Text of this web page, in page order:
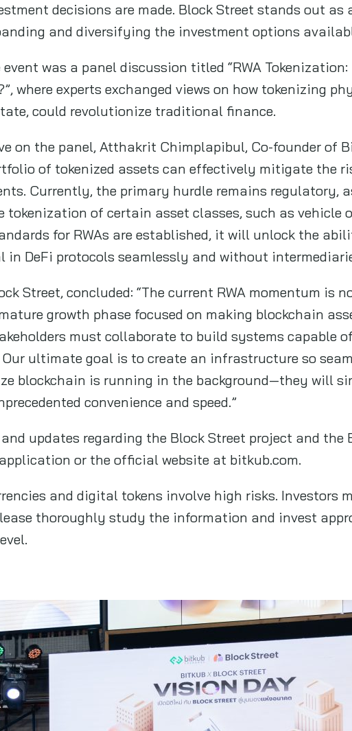
decisions are made. Block Street stands out as
and diversifying the investment options
was a panel discussion titled “RWA
where experts exchanged views on how tokenizing
could revolutionize traditional finance.
on the panel, Atthakrit Chimplapibul, Co-founder of
of tokenized assets can effectively mitigate the
Currently, the primary hurdle remains regulatory,
of certain asset classes, such as vehicle
for RWAs are established, it will unlock the
in DeFi protocols seamlessly and without
Street, concluded: “The current RWA momentum is
growth phase focused on making blockchain
must collaborate to build systems capable
ultimate goal is to create an infrastructure so
blockchain is running in the background—they will
convenience and speed.”
updates regarding the Block Street project and the
or the official website at bitkub.com.
and digital tokens involve high risks. Investors
thoroughly study the information and invest